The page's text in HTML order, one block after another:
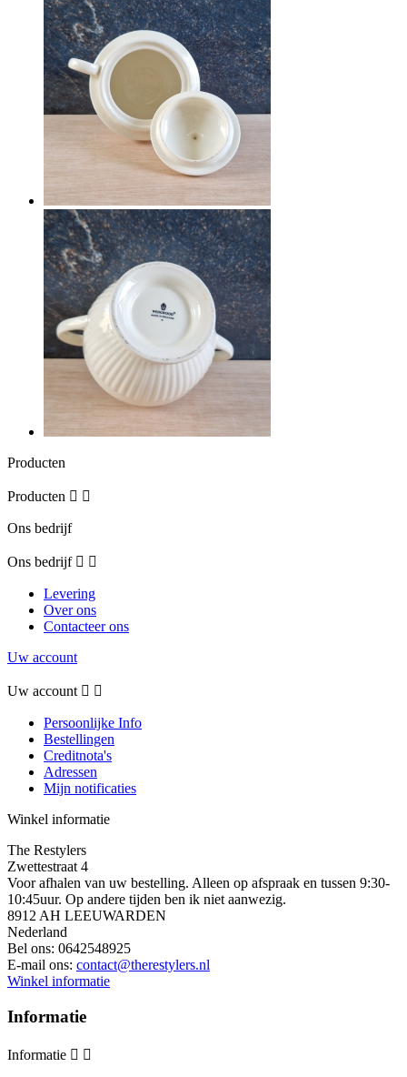
Producten
Producten  
Ons bedrijf
Ons bedrijf  
Levering
Over ons
Contacteer ons
Uw account
Uw account  
Persoonlijke Info
Bestellingen
Creditnota's
Adressen
Mijn notificaties
Winkel informatie
The Restylers
Zwettestraat 4
Voor afhalen van uw bestelling. Alleen op afspraak en tussen 9:30-
10:45uur. Op andere tijden ben ik niet aanwezig.
8912 AH LEEUWARDEN
Nederland
Bel ons: 0642548925
E-mail ons: contact@therestylers.nl
Winkel informatie
Informatie
Informatie  